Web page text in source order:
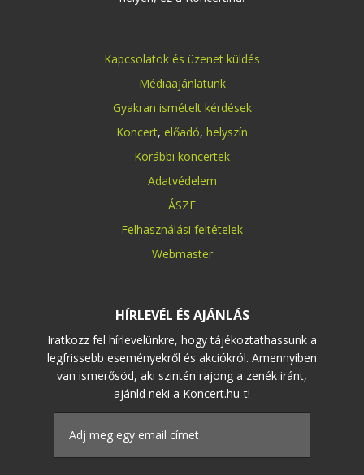
Kapcsolatok és üzenet küldés
Médiaajánlatunk
Gyakran ismételt kérdések
Koncert, előadó, helyszín
Korábbi koncertek
Adatvédelem
ÁSZF
Felhasználási feltételek
Webmaster
HÍRLEVÉL ÉS AJÁNLÁS
Iratkozz fel hírlevelünkre, hogy tájékoztathassunk a
legfrissebb eseményekről és akciókról. Amennyiben
van ismerősöd, aki szintén rajong a zenék iránt,
ajánld neki a Koncert.hu-t!